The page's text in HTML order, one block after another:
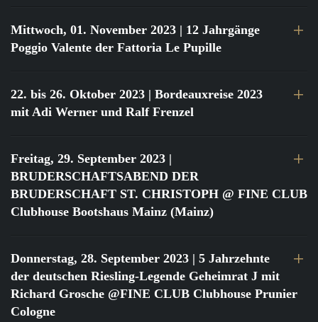
Mittwoch, 01. November 2023 | 12 Jahrgänge
Poggio Valente der Fattoria Le Pupille
22. bis 26. Oktober 2023 | Bordeauxreise 2023
mit Adi Werner und Ralf Frenzel
Freitag, 29. September 2023 |
BRUDERSCHAFTSABEND DER
BRUDERSCHAFT ST. CHRISTOPH @ FINE CLUB
Clubhouse Bootshaus Mainz (Mainz)
Donnerstag, 28. September 2023 | 5 Jahrzehnte
der deutschen Riesling-Legende Geheimrat J mit
Richard Grosche @FINE CLUB Clubhouse Prunier
Cologne